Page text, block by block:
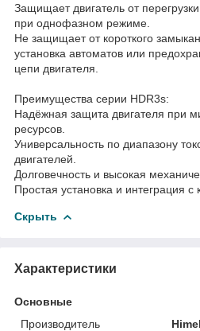
Защищает двигатель от
при однофазном режиме.
Не защищает от короткого
установка автоматов или
цепи двигателя.
Преимущества серии HDR3s:
Надёжная защита двигателя при
ресурсов.
Универсальность по диапазону
двигателей.
Долговечность и высокая
Простая установка и интеграция с
Скрыть
Характеристики
Основные
Производитель
Himel